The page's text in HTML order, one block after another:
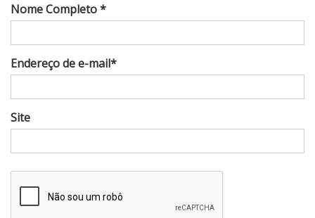
Nome Completo *
Endereço de e-mail*
Site